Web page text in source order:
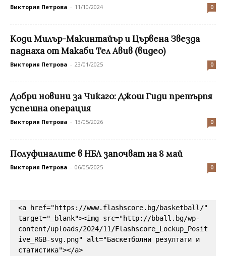
Виктория Петрова - 11/10/2024 0
Коди Милър-Макинтайър и Цървена Звезда
паднаха от Макаби Тел Авив (видео)
Виктория Петрова - 23/01/2025 0
Добри новини за Чикаго: Джош Гиди претърпя
успешна операция
Виктория Петрова - 13/05/2026 0
Полуфиналите в НБЛ започват на 8 май
Виктория Петрова - 06/05/2025 0
<a href="https://www.flashscore.bg/basketball/"
target="_blank"><img src="http://bball.bg/wp-
content/uploads/2024/11/Flashscore_Lockup_Posit
ive_RGB-svg.png" alt="Баскетболни резултати и
статистика"></a>